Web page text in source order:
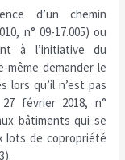
d’un chemin
n° 09-17.005) ou
à l’initiative du
même demander le
lors qu’il n’est pas
février 2018, n°
bâtiments qui se
lots de copropriété